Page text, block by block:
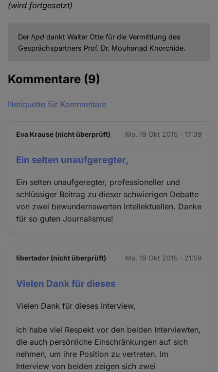
(wird fortgesetzt)
Der hpddankt Walter Otte für die Vermittlung des
Gesprächspartners Prof. Dr. Mouhanad Khorchide.
Kommentare (9)
Netiquette für Kommentare
Eva Krause (nicht überprüft) Mo. 19 Okt 2015 - 17:39
Ein selten unaufgeregter,
Ein selten unaufgeregter, professioneller und
schlüssiger Beitrag zu dieser schwierigen Debatte
von zwei bewundernswerten Intellektuellen. Danke
für so guten Journalismus!
libertador (nicht überprüft) Mo. 19 Okt 2015 - 21:59
Vielen Dank für dieses
Vielen Dank für dieses Interview,
ich habe viel Respekt vor den beiden Interviewten,
die auch persönliche Einschränkungen auf sich
nehmen, um ihre Position zu vertreten. Im
Interview von beiden zeigen sich zwei